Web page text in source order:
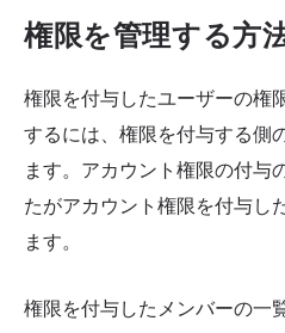
権限を管理する方
権限を付与したユーザーの権
するには、権限を付与する側
ます。アカウント権限の付与
たがアカウント権限を付与し
ます。
権限を付与したメンバーの一